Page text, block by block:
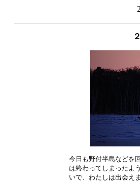
今日も野付半島などを
は終わってしまったよ
いで、わたしは出会え